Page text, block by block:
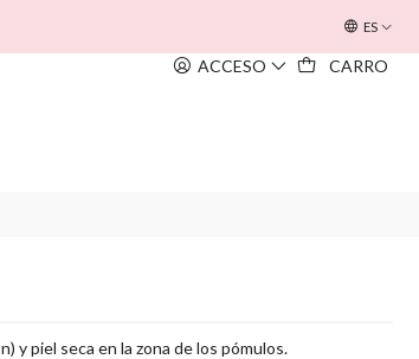
ACCESO CARRO
EM TODAS AS COMPRAS ES
y piel seca en la zona de los pómulos.